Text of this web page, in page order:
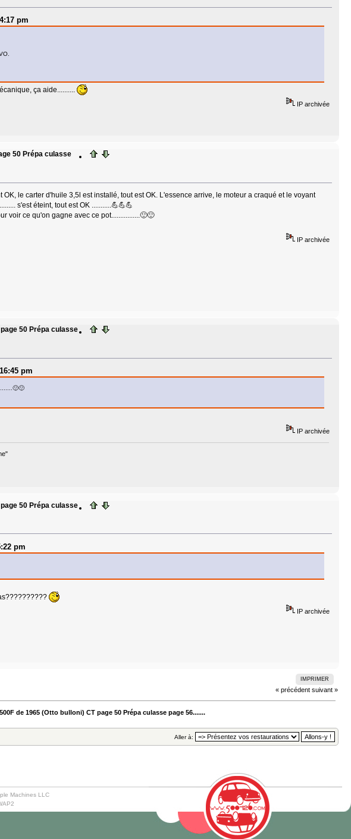
pm
ça aide..........
IP archivée
50 Prépa culasse
le carter d'huile 3,5l est installé, tout est OK. L'essence arrive, le moteur a craqué et le voyant
s'est éteint, tout est OK ...........💪💪💪
voir ce qu'on gagne avec ce pot................🙂🙂
IP archivée
50 Prépa culasse
pm
IP archivée
50 Prépa culasse
pm
IP archivée
IMPRIMER
« précédent suivant »
de 1965 (Otto bulloni) CT page 50 Prépa culasse page 56.......
Aller à:
Machines LLC